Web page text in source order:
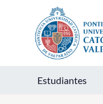
Click acá para ir
Estudiantes